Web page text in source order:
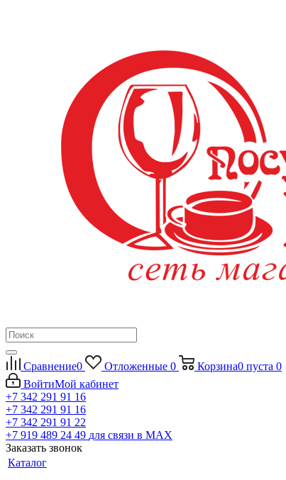
Сравнение0 Отложенные 0 Корзина0 пуста 0
ВойтиМой кабинет
+7 342 291 91 16
+7 342 291 91 16
+7 342 291 91 22
+7 919 489 24 49 для связи в МАХ
Заказать звонок
Каталог